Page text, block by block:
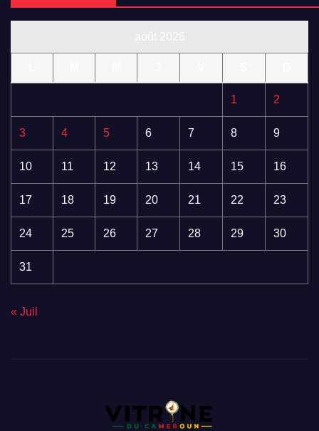
1 2
3 4 5 6 7 8 9
10 11 12 13 14 15 16
17 18 19 20 21 22 23
24 25 26 27 28 29 30
31
« Juil